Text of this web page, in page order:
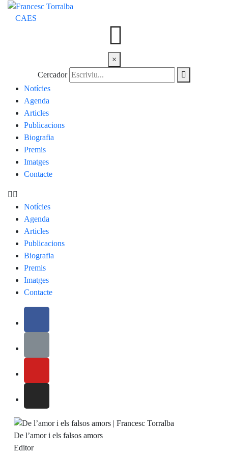
CAES
×
Cercador
Notícies
Agenda
Articles
Publicacions
Biografia
Premis
Imatges
Contacte
Notícies
Agenda
Articles
Publicacions
Biografia
Premis
Imatges
Contacte
De l’amor i els falsos amors
Editor